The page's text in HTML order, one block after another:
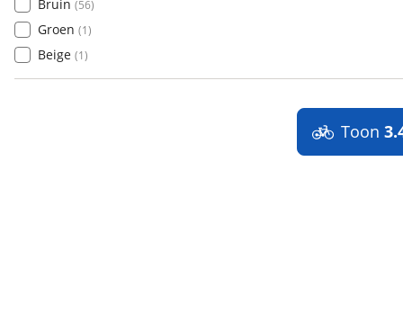
Bruin (56)
Groen (1)
Beige (1)
Toon